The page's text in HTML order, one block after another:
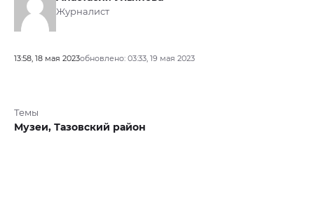
Журналист
13:58, 18 мая 2023обновлено: 03:33, 19 мая 2023
Темы
Музеи, Тазовский район